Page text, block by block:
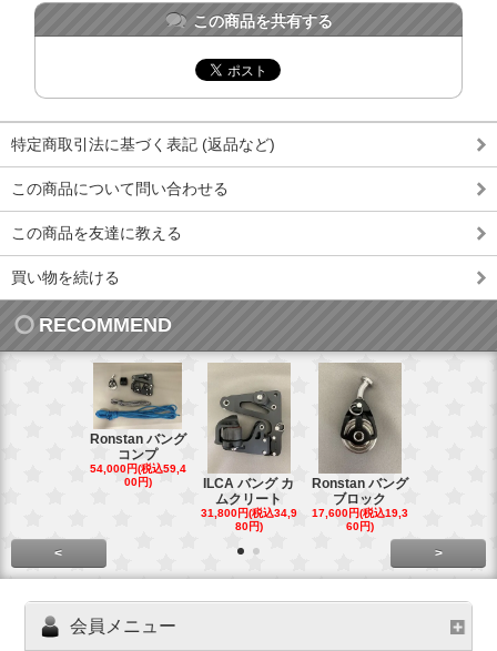
この商品を共有する
特定商取引法に基づく表記 (返品など)
この商品について問い合わせる
この商品を友達に教える
買い物を続ける
RECOMMEND
Ronstan バング
コンプ
54,000円(税込59,4
00円)
ILCA バング カ
ムクリート
31,800円(税込34,9
80円)
Ronstan バング
ブロック
17,600円(税込19,3
60円)
< >
会員メニュー